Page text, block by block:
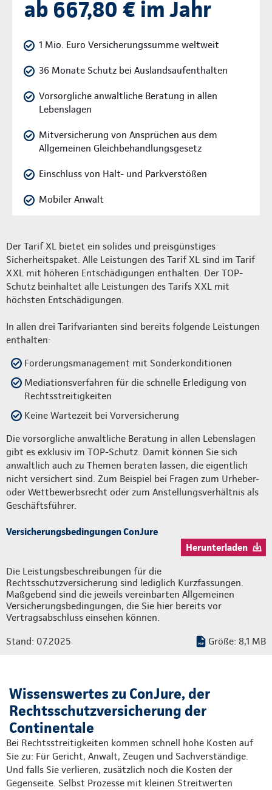
ab 667,80 € im Jahr
1 Mio. Euro Versicherungssumme weltweit
36 Monate Schutz bei Auslandsaufenthalten
Vorsorgliche anwaltliche Beratung in allen
Lebenslagen
Mitversicherung von Ansprüchen aus dem
Allgemeinen Gleichbehandlungsgesetz
Einschluss von Halt- und Parkverstößen
Mobiler Anwalt
Der Tarif XL bietet ein solides und preisgünstiges
Sicherheitspaket. Alle Leistungen des Tarif XL sind im Tarif
XXL mit höheren Entschädigungen enthalten. Der TOP-
Schutz beinhaltet alle Leistungen des Tarifs XXL mit
höchsten Entschädigungen.
In allen drei Tarifvarianten sind bereits folgende Leistungen
enthalten:
Forderungsmanagement mit Sonderkonditionen
Mediationsverfahren für die schnelle Erledigung von
Rechtsstreitigkeiten
Keine Wartezeit bei Vorversicherung
Die vorsorgliche anwaltliche Beratung in allen Lebenslagen
gibt es exklusiv im TOP-Schutz. Damit können Sie sich
anwaltlich auch zu Themen beraten lassen, die eigentlich
nicht versichert sind. Zum Beispiel bei Fragen zum Urheber-
oder Wettbewerbsrecht oder zum Anstellungsverhältnis als
Geschäftsführer.
Versicherungsbedingungen ConJure
Herunterladen
Die Leistungsbeschreibungen für die
Rechtsschutzversicherung sind lediglich Kurzfassungen.
Maßgebend sind die jeweils vereinbarten Allgemeinen
Versicherungsbedingungen, die Sie hier bereits vor
Vertragsabschluss einsehen können.
Stand: 07.2025 Größe: 8,1 MB
Wissenswertes zu ConJure, der
Rechtsschutzversicherung der
Continentale
Bei Rechtsstreitigkeiten kommen schnell hohe Kosten auf
Sie zu: Für Gericht, Anwalt, Zeugen und Sachverständige.
Und falls Sie verlieren, zusätzlich noch die Kosten der
Gegenseite. Selbst Prozesse mit kleinen Streitwerten